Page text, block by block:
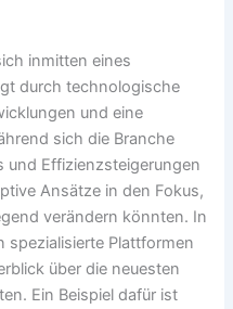
inmitten eines
durch technologische
und eine
sich die Branche
und Effizienzsteigerungen
Ansätze in den Fokus,
verändern könnten. In
spezialisierte Plattformen
über die neuesten
Ein Beispiel dafür ist